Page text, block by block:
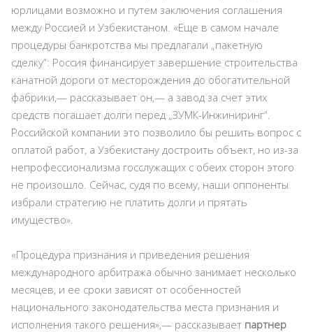
юрлицами возможно и путем заключения соглашения
между Россией и Узбекистаном. «Еще в самом начале
процедуры банкротства мы предлагали „пакетную
сделку“: Россия финансирует завершение строительства
канатной дороги от месторождения до обогатительной
фабрики,— рассказывает он,— а завод за счет этих
средств погашает долги перед „ЗУМК-Инжиниринг“.
Российской компании это позволило бы решить вопрос с
оплатой работ, а Узбекистану достроить объект, но из-за
непрофессионализма госслужащих с обеих сторон этого
не произошло. Сейчас, судя по всему, наши оппоненты
избрали стратегию не платить долги и прятать
имущество».
«Процедура признания и приведения решения
международного арбитража обычно занимает несколько
месяцев, и ее сроки зависят от особенностей
национального законодательства места признания и
исполнения такого решения»,— рассказывает партнер